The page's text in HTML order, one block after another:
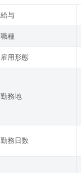
給与
職種
雇用形態
勤務地
勤務日数